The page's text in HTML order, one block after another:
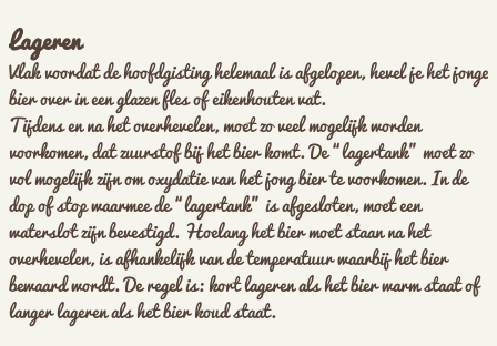
Lageren
Vlak voordat de hoofdgisting helemaal is afgelopen, hevel je het jonge
bier over in een glazen fles of eikenhouten vat.
Tijdens en na het overhevelen, moet zo veel mogelijk worden
voorkomen, dat zuurstof bij het bier komt. De “lagertank” moet zo
vol mogelijk zijn om oxydatie van het jong bier te voorkomen. In de
dop of stop waarmee de “lagertank” is afgesloten, moet een
waterslot zijn bevestigd. Hoelang het bier moet staan na het
overhevelen, is afhankelijk van de temperatuur waarbij het bier
bewaard wordt. De regel is: kort lageren als het bier warm staat of
langer lageren als het bier koud staat.